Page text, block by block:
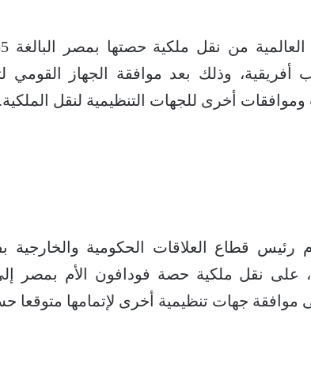
أفريقية، وذلك بعد موافقة الجهاز القومي
وموافقات أخرى للجهات التنظيمية لنقل الملكية.
رئيس قطاع العلاقات الحكومية والخارجية
على نقل ملكية حصة فودافون الأم بمصر
موافقة جهات تنظيمية أخرى لإتمامها متوقعا حسم